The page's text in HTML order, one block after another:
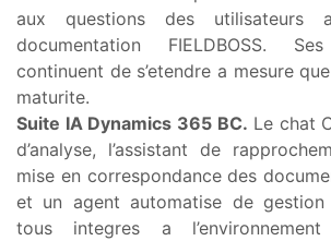
aux questions des
documentation FIELDBOSS.
continuent de s’etendre a mesure
maturite.
Suite IA Dynamics 365 BC. Le chat
d’analyse, l’assistant de
mise en correspondance des
et un agent automatise de
tous integres a